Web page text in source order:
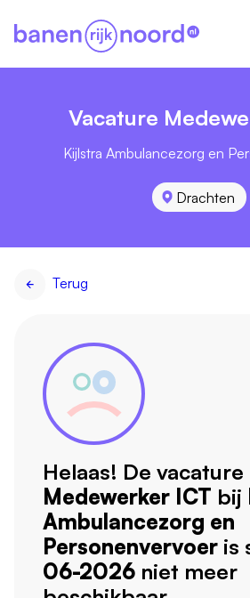
Vacature
Kijlstra Ambulancezorg en
Drachten
Terug
Helaas! De vacature
Medewerker ICT bij
Ambulancezorg en
Personenvervoer is
06-2026 niet meer